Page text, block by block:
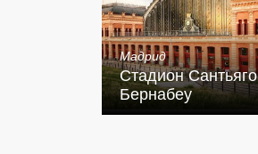
Мадрид
Стадион Сантьяго
Бернабеу